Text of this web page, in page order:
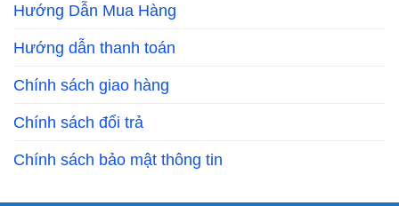
Hướng Dẫn Mua Hàng
Hướng dẫn thanh toán
Chính sách giao hàng
Chính sách đổi trả
Chính sách bảo mật thông tin